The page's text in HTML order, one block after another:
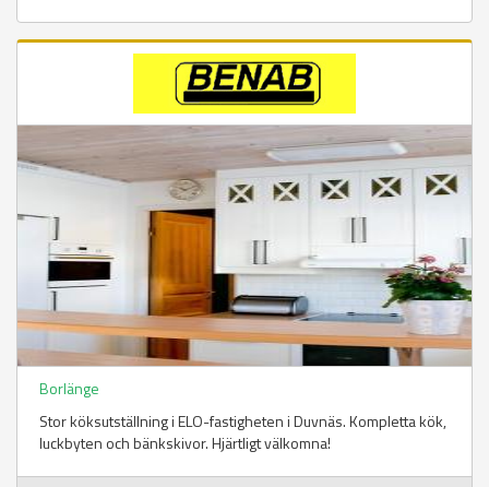
Borlänge
Stor köksutställning i ELO-fastigheten i Duvnäs. Kompletta kök,
luckbyten och bänkskivor. Hjärtligt välkomna!